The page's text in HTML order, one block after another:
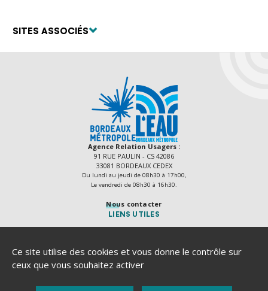
SITES ASSOCIÉS
Agence Relation Usagers :
91 RUE PAULIN - CS 42086
33081 BORDEAUX CEDEX
Du lundi au jeudi de 08h30 à 17h00,
Le vendredi de 08h30 à 16h30.
Nous contacter
LIENS UTILES
Recrutement
Ce site utilise des cookies et vous donne le contrôle sur
ceux que vous souhaitez activer